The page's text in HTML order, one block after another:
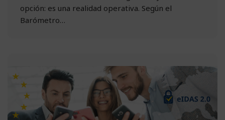
opción: es una realidad operativa. Según el
Barómetro…